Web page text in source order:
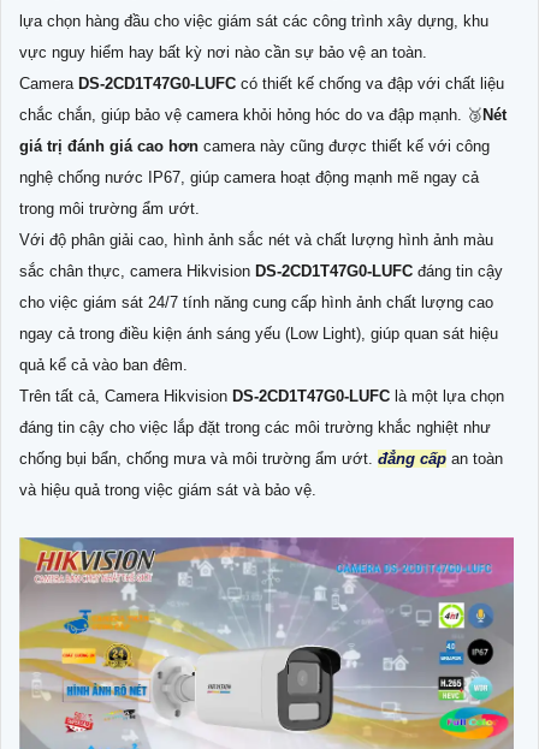
lựa chọn hàng đầu cho việc giám sát các công trình xây dựng, khu
vực nguy hiểm hay bất kỳ nơi nào cần sự bảo vệ an toàn.
Camera DS-2CD1T47G0-LUFC có thiết kế chống va đập với chất liệu
chắc chắn, giúp bảo vệ camera khỏi hỏng hóc do va đập mạnh. 🥉 Nét
giá trị đánh giá cao hơn camera này cũng được thiết kế với công
nghệ chống nước IP67, giúp camera hoạt động mạnh mẽ ngay cả
trong môi trường ẩm ướt.
Với độ phân giải cao, hình ảnh sắc nét và chất lượng hình ảnh màu
sắc chân thực, camera Hikvision DS-2CD1T47G0-LUFC đáng tin cậy
cho việc giám sát 24/7 tính năng cung cấp hình ảnh chất lượng cao
ngay cả trong điều kiện ánh sáng yếu (Low Light), giúp quan sát hiệu
quả kể cả vào ban đêm.
Trên tất cả, Camera Hikvision DS-2CD1T47G0-LUFC là một lựa chọn
đáng tin cậy cho việc lắp đặt trong các môi trường khắc nghiệt như
chống bụi bẩn, chống mưa và môi trường ẩm ướt. đẳng cấp an toàn
và hiệu quả trong việc giám sát và bảo vệ.